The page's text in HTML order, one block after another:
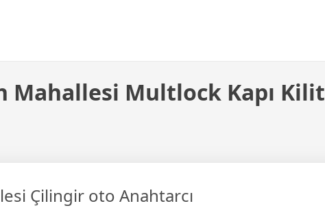
Mahallesi Multlock Kapı Kilit
Çilingir oto Anahtarcı